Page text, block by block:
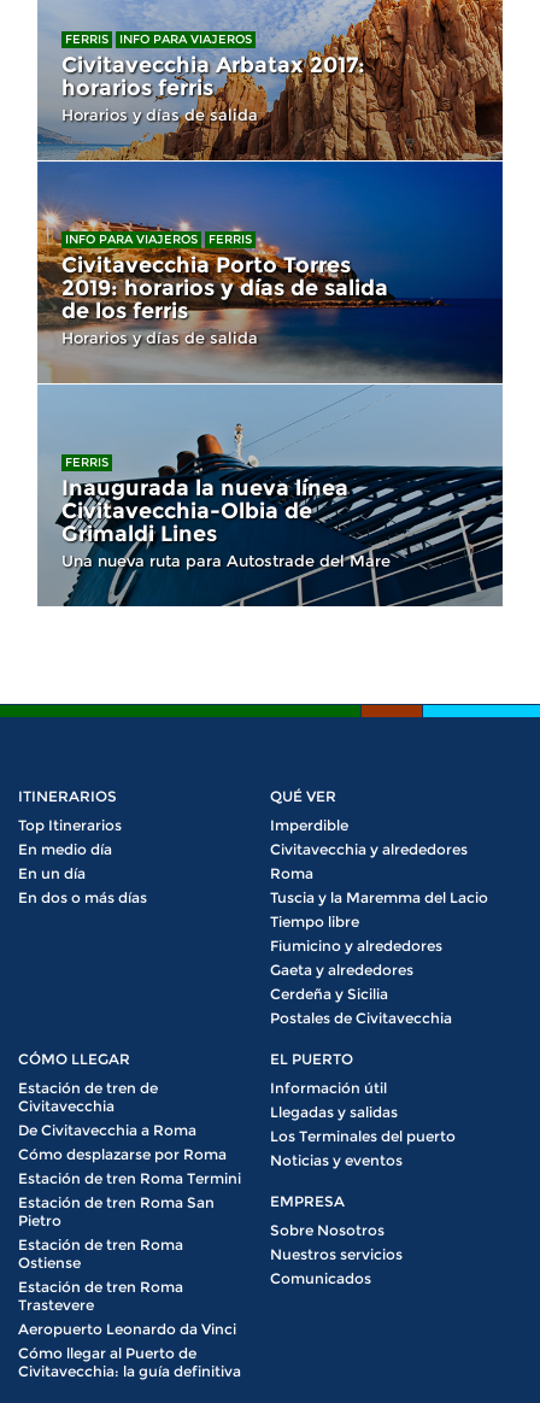
FERRIS INFO PARA VIAJEROS
Civitavecchia Arbatax 2017:
horarios ferris
Horarios y días de salida
INFO PARA VIAJEROS FERRIS
Civitavecchia Porto Torres
2019: horarios y días de salida
de los ferris
Horarios y días de salida
FERRIS
Inaugurada la nueva línea
Civitavecchia-Olbia de
Grimaldi Lines
Una nueva ruta para Autostrade del Mare
ITINERARIOS
Top Itinerarios
En medio día
En un día
En dos o más días
QUÉ VER
Imperdible
Civitavecchia y alrededores
Roma
Tuscia y la Maremma del Lacio
Tiempo libre
Fiumicino y alrededores
Gaeta y alrededores
Cerdeña y Sicilia
Postales de Civitavecchia
CÓMO LLEGAR
Estación de tren de
Civitavecchia
De Civitavecchia a Roma
Cómo desplazarse por Roma
Estación de tren Roma Termini
Estación de tren Roma San
Pietro
Estación de tren Roma
Ostiense
Estación de tren Roma
Trastevere
Aeropuerto Leonardo da Vinci
Cómo llegar al Puerto de
Civitavecchia: la guía definitiva
EL PUERTO
Información útil
Llegadas y salidas
Los Terminales del puerto
Noticias y eventos
EMPRESA
Sobre Nosotros
Nuestros servicios
Comunicados